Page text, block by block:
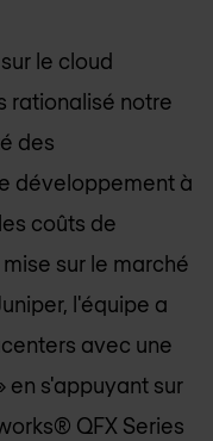
le cloud
rationalisé notre
des
développement à
coûts de
sur le marché
l'équipe a
avec une
s'appuyant sur
QFX Series